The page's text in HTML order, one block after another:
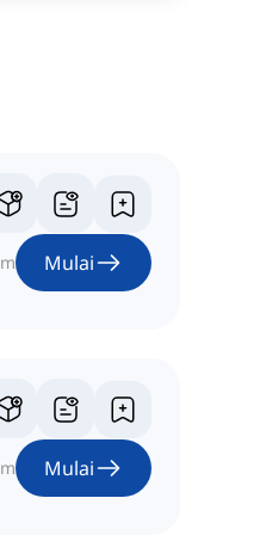
m Mulai
m Mulai